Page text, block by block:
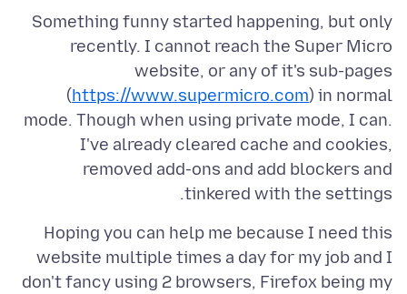
Something funny started happening, but only
recently. I cannot reach the Super Micro
website, or any of it's sub-pages
(https://www.supermicro.com) in normal
mode. Though when using private mode, I can.
I've already cleared cache and cookies,
removed add-ons and add blockers and
tinkered with the settings.
Hoping you can help me because I need this
website multiple times a day for my job and I
don't fancy using 2 browsers, Firefox being my